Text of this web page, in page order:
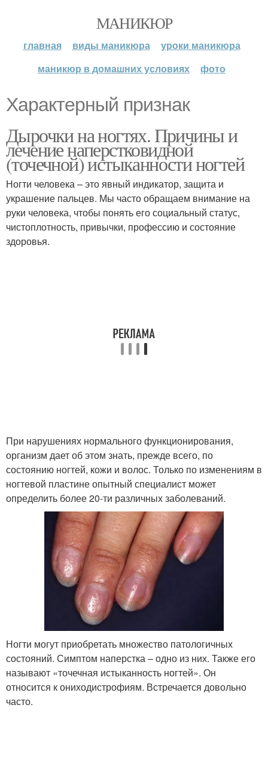
МАНИКЮР
главная виды маникюра
уроки маникюра
маникюр в домашних условиях
фото
Характерный признак
Дырочки на ногтях. Причины и
лечение наперстковидной
(точечной) истыканности ногтей
Ногти человека – это явный индикатор, защита и
украшение пальцев. Мы часто обращаем внимание на
руки человека, чтобы понять его социальный статус,
чистоплотность, привычки, профессию и состояние
здоровья.
При нарушениях нормального функционирования,
организм дает об этом знать, прежде всего, по
состоянию ногтей, кожи и волос. Только по изменениям в
ногтевой пластине опытный специалист может
определить более 20-ти различных заболеваний.
Ногти могут приобретать множество патологичных
состояний. Симптом наперстка – одно из них. Также его
называют «точечная истыканность ногтей». Он
относится к ониходистрофиям. Встречается довольно
часто.